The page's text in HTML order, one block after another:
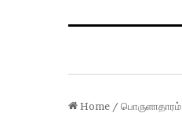
Home / பொருளாதாரம்